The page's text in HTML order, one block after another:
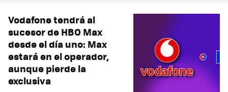
Vodafone tendrá al
sucesor de HBO Max
desde el día uno: Max
estará en el operador,
aunque pierde la
exclusiva